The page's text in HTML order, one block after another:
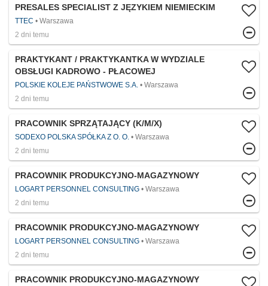
PRESALES SPECIALIST Z JĘZYKIEM NIEMIECKIM
TTEC
Warszawa
2 dni temu
PRAKTYKANT / PRAKTYKANTKA W WYDZIALE
OBSŁUGI KADROWO - PŁACOWEJ
POLSKIE KOLEJE PAŃSTWOWE S.A.
Warszawa
2 dni temu
PRACOWNIK SPRZĄTAJĄCY (K/M/X)
SODEXO POLSKA SPÓŁKA Z O. O.
Warszawa
2 dni temu
PRACOWNIK PRODUKCYJNO-MAGAZYNOWY
LOGART PERSONNEL CONSULTING
Warszawa
2 dni temu
PRACOWNIK PRODUKCYJNO-MAGAZYNOWY
LOGART PERSONNEL CONSULTING
Warszawa
2 dni temu
PRACOWNIK PRODUKCYJNO-MAGAZYNOWY